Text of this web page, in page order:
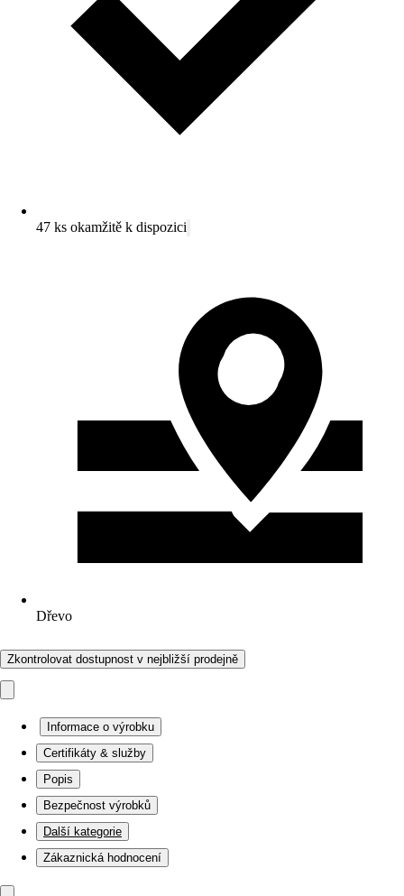
47 ks okamžitě k dispozici
Dřevo
Zkontrolovat dostupnost v nejbližší prodejně
Informace o výrobku
Certifikáty & služby
Popis
Bezpečnost výrobků
Další kategorie
Zákaznická hodnocení